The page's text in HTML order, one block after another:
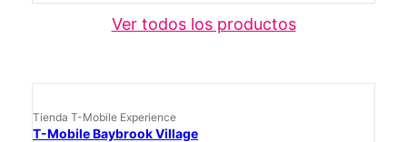
Ver todos los productos
Tienda T-Mobile Experience
T-Mobile Baybrook Village